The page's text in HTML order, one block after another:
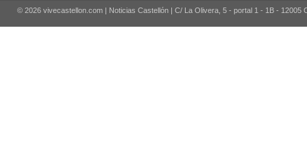
© 2026 vivecastellon.com | Noticias Castellón | C/ La Olivera, 5 - portal 1 - 1B - 12005